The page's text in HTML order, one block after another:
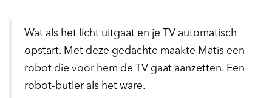
Wat als het licht uitgaat en je TV automatisch
opstart. Met deze gedachte maakte Matis een
robot die voor hem de TV gaat aanzetten. Een
robot-butler als het ware.